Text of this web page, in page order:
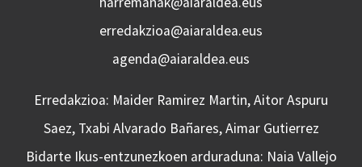
erredakzioa@aiaraldea.eus
agenda@aiaraldea.eus
Erredakzioa: Maider Ramirez Martin, Aitor Aspuru
Saez, Txabi Alvarado Bañares, Aimar Gutierrez
Bidarte Ikus-entzunezkoen arduraduna: Naia Vallejo